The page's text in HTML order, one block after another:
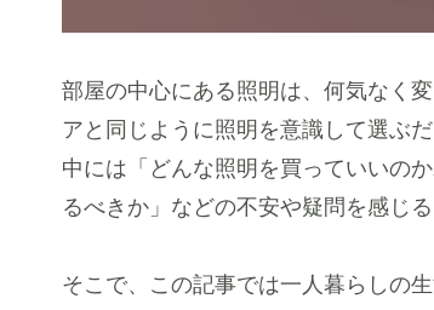
部屋の中心にある照明は、何気なく
アと同じように照明を意識して選ぶ
中には「どんな照明を買っていいの
るべきか」などの不安や疑問を感じ
そこで、この記事では一人暮らしの